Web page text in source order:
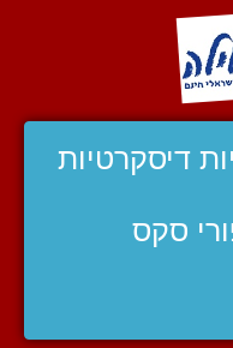
דיסקרטיות
סקס